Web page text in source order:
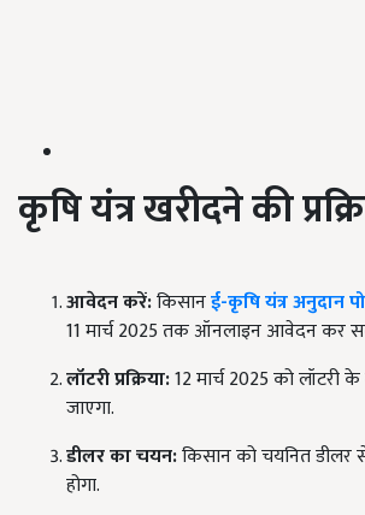
कृषि यंत्र खरीदने की
आवेदन करें:किसानई-कृषि यंत्र अनुदान
11 मार्च 2025 तक ऑनलाइन आवेदन कर
लॉटरी प्रक्रिया:12 मार्च 2025 को लॉटरी
जाएगा.
डीलर का चयन:किसान को चयनित डीलर
होगा.